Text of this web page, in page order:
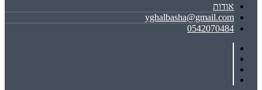
אודות
yghalbasha@gmail.com
0542070484